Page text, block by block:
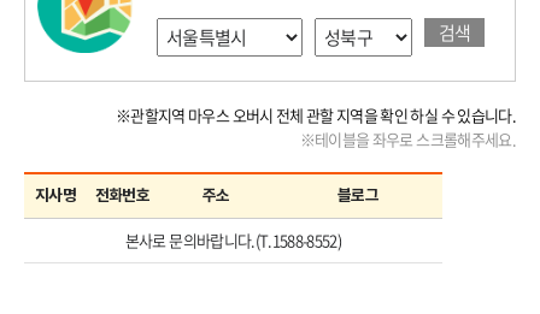
검색
※관할지역 마우스 오버시 전체 관할 지역을 확인 하실 수 있습니다.
※테이블을 좌우로 스크롤해주세요.
지사명 전화번호 주소 블로그
본사로 문의바랍니다.(T.1588-8552)